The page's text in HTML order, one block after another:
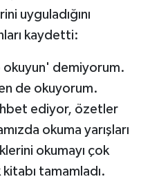
uyguladığını
kaydetti:
okuyun' demiyorum.
de okuyorum.
ediyor, özetler
okuma yarışları
okumayı çok
tamamladı.